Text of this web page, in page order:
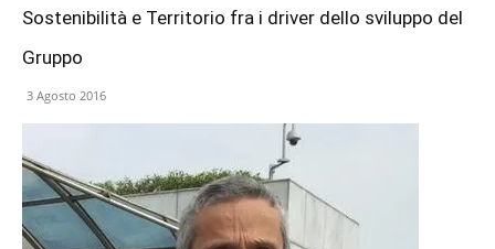
Sostenibilità e Territorio fra i driver dello sviluppo del
Gruppo
3 Agosto 2016